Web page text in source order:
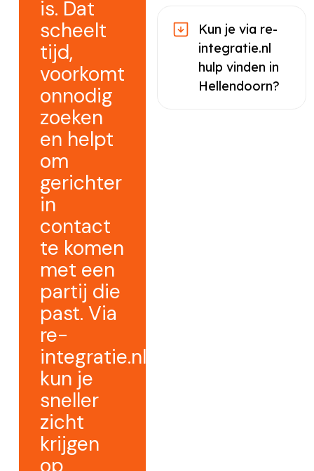
is. Dat
scheelt
tijd,
voorkomt
onnodig
zoeken
en helpt
om
gerichter
in
contact
te komen
met een
partij die
past. Via
re-
integratie.nl
kun je
sneller
zicht
krijgen
Kun je via re-
integratie.nl
hulp vinden in
Hellendoorn?